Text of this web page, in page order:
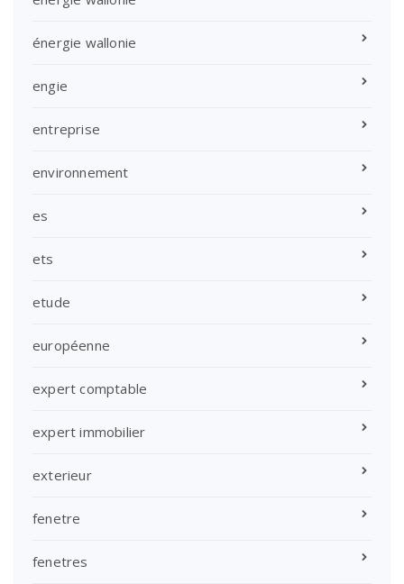
énergie wallonie
engie
entreprise
environnement
es
ets
etude
européenne
expert comptable
expert immobilier
exterieur
fenetre
fenetres